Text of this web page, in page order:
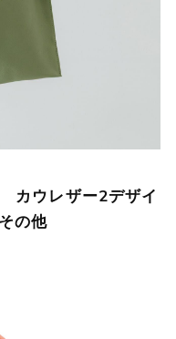
カウレザー2デザイ
の他